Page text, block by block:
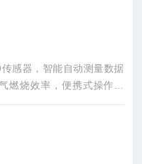
感器，智能自动测量数据
燃烧效率，便携式操作简
碳，Si-CA 030一氧化碳烟
生成数据和图表报告。可
和检测。